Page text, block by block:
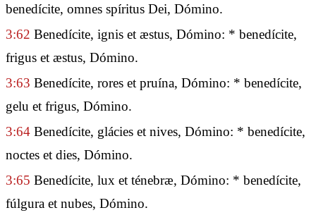
benedícite, omnes spíritus Dei, Dómino.
3:62 Benedícite, ignis et æstus, Dómino: * benedícite,
frigus et æstus, Dómino.
3:63 Benedícite, rores et pruína, Dómino: * benedícite,
gelu et frigus, Dómino.
3:64 Benedícite, glácies et nives, Dómino: * benedícite,
noctes et dies, Dómino.
3:65 Benedícite, lux et ténebræ, Dómino: * benedícite,
fúlgura et nubes, Dómino.